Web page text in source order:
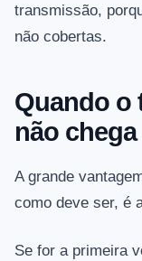
transmissão,
não cobertas.
Quando o
não chega
A grande
como deve ser, é
Se for a primeira